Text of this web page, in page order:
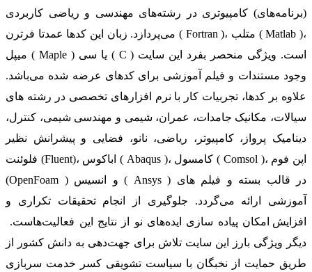
(برنامه‌های) کامپیوتری در رشته‌های مهندسی و ریاضی کاربردی
می‌پردازد. زبان این کدها عمدتا فرترن ( Fortran )، متلب ( Matlab )،
میپل ( Maple ) یا سی ( C ) است. ویژگی منحصر بفرد این سایت
وجود مستندات و فیلم آموزشی برای کدهای عرضه شده می‌باشد.
علاوه بر کدها، تجربیات کار با نرم افزارهای تخصصی در رشته های
سیالات، مکانیک جامدات، عمران، شیمی و مهندسی شیمی، کنترل،
دینامیک پرواز، کامپیوتر، ریاضی، نانو، فضایی و پیشرانش نظیر
فلوئنت (Fluent)، اباکوس ( Abaqus )، کامسول ( Comsol )، اپن فوم
(OpenFoam ) و انسیس ( Ansys ) در قالب بسته‌ و فیلم های
آموزشی ارائه می‌گردد. جلوگیری از انجام تحقیقات تکراری و
افزایش امکان پیاده سازی ایده‌های نو از نتایج این فعالیت‌هاست.
دیگر ویژگی بارز این سایت تلاش برای جهت‌دهی به دانش کشور از
طریق حمایت از نخبگان با سیاست تشویقی کسر خدمت سربازی